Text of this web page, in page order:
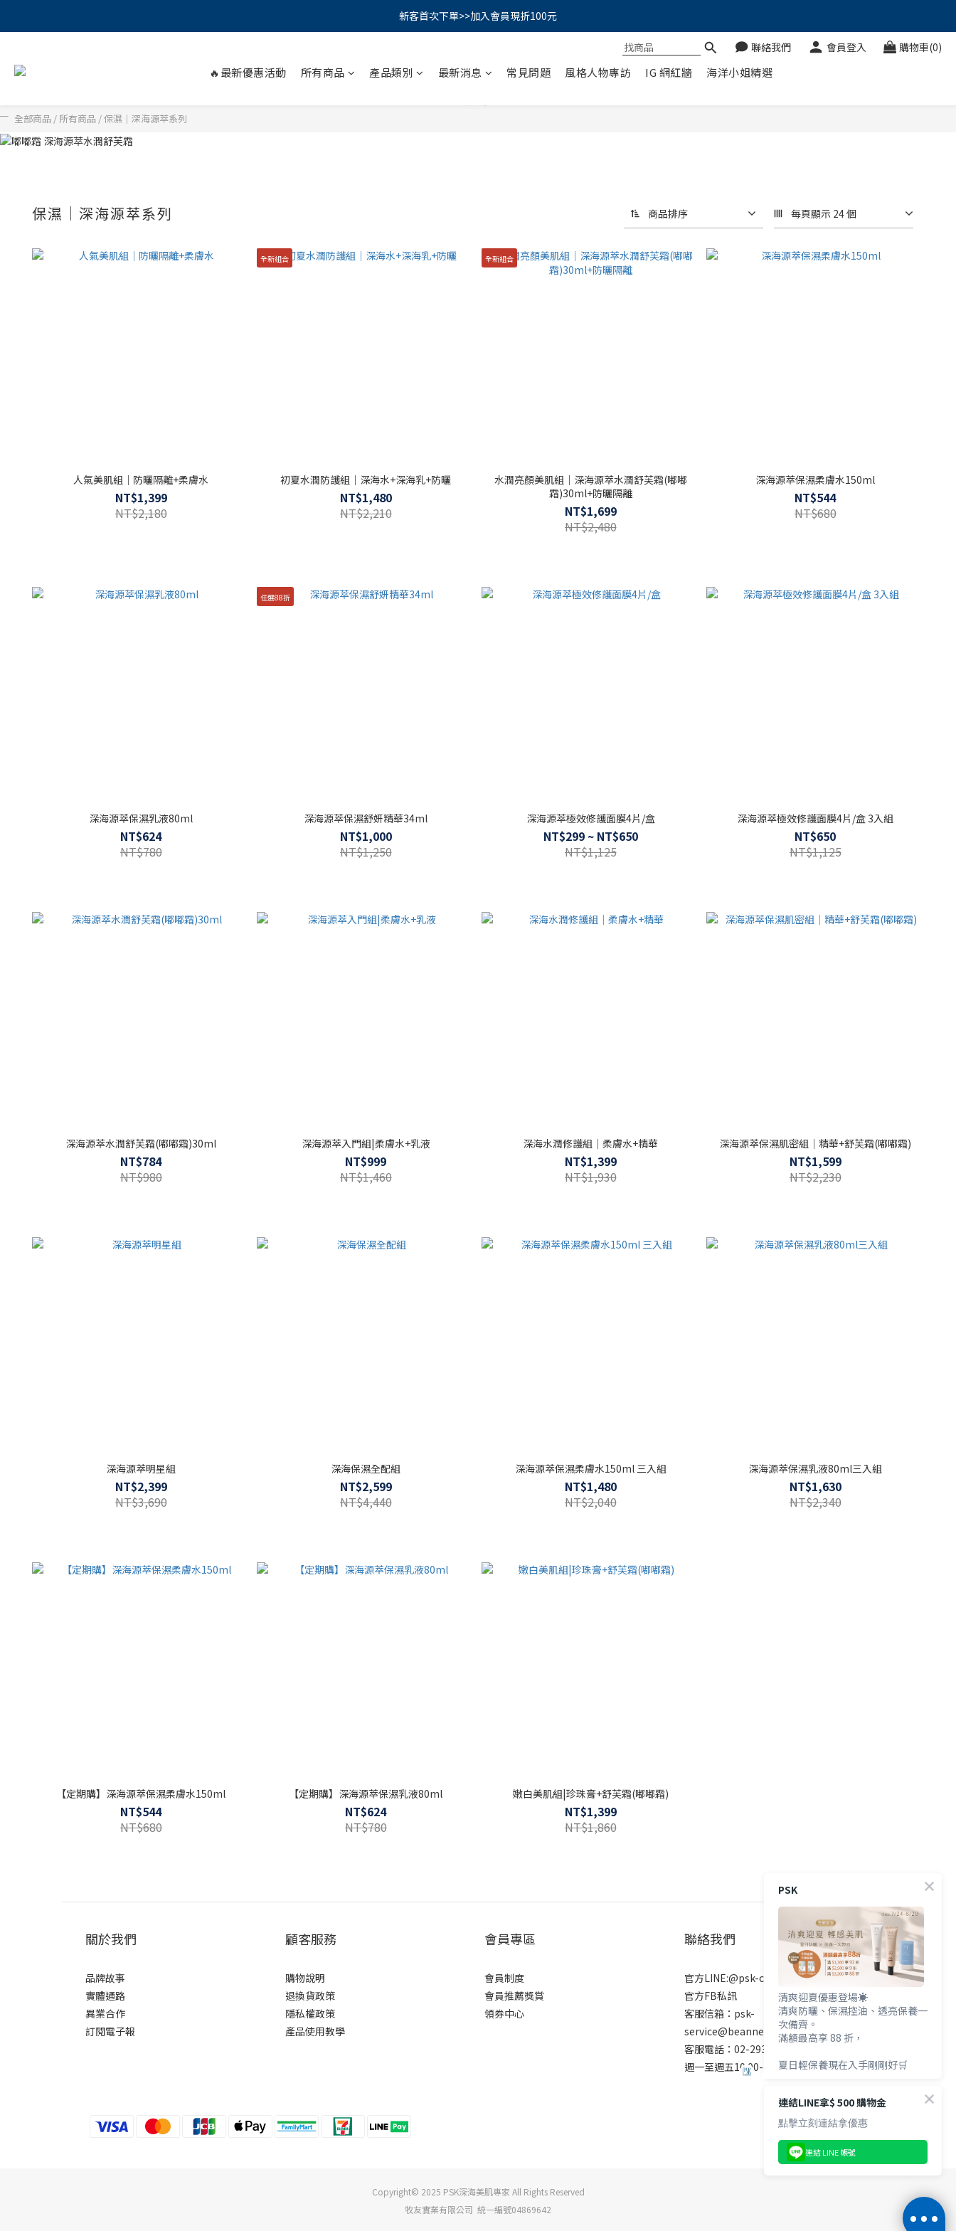
PSK 光防禦柔霧防曬棒｜小霧棒閃亮登場✨ 新品上市優惠中！
新客首次下單>>加入會員現折100元
PSK 光防禦柔霧防曬棒｜小霧棒閃亮登場✨ 新品上市優惠中！
聯絡我們 會員登入 購物車(0)
🔥最新優惠活動 所有商品 產品類別 最新消息 常見問題 風格人物專訪 IG 網紅牆 海洋小姐精選
全部商品 / 所有商品 /保濕｜深海源萃系列
保濕｜深海源萃系列 商品排序 每頁顯示 24 個
人氣美肌組｜防曬隔離+柔膚水
NT$1,399
NT$2,180
全新組合
初夏水潤防護組｜深海水+深海乳+防曬
NT$1,480
NT$2,210
全新組合
水潤亮顏美肌組｜深海源萃水潤舒芙霜(嘟嘟
霜)30ml+防曬隔離
NT$1,699
NT$2,480
深海源萃保濕柔膚水150ml
NT$544
NT$680
深海源萃保濕乳液80ml
NT$624
NT$780
任選88折
深海源萃保濕舒妍精華34ml
NT$1,000
NT$1,250
深海源萃極效修護面膜4片/盒
NT$299 ~ NT$650
NT$1,125
深海源萃極效修護面膜4片/盒 3入組
NT$650
NT$1,125
深海源萃水潤舒芙霜(嘟嘟霜)30ml
NT$784
NT$980
深海源萃入門組|柔膚水+乳液
NT$999
NT$1,460
深海水潤修護組｜柔膚水+精華
NT$1,399
NT$1,930
深海源萃保濕肌密組｜精華+舒芙霜(嘟嘟霜)
NT$1,599
NT$2,230
深海源萃明星組
NT$2,399
NT$3,690
深海保濕全配組
NT$2,599
NT$4,440
深海源萃保濕柔膚水150ml 三入組
NT$1,480
NT$2,040
深海源萃保濕乳液80ml三入組
NT$1,630
NT$2,340
【定期購】深海源萃保濕柔膚水150ml
NT$544
NT$680
【定期購】深海源萃保濕乳液80ml
NT$624
NT$780
嫩白美肌組|珍珠膏+舒芙霜(嘟嘟霜)
NT$1,399
NT$1,860
關於我們
品牌故事
實體通路
異業合作
訂閱電子報
顧客服務
購物說明
退換貨政策
隱私權政策
產品使用教學
會員專區
會員制度
會員推薦獎賞
領券中心
聯絡我們
官方LINE:@psk-cosmetic
官方FB私訊
客服信箱：psk-
service@beanne.com.tw
客服電話：02-2931-7272
週一至週五10:00-18:00 例假日除外
Copyright© 2025 PSK深海美肌專家 All Rights Reserved
牧友實業有限公司 統一編號04869642
PSK
清爽迎夏優惠登場☀️
清爽防曬、保濕控油、透亮保養一
次備齊。
滿額最高享 88 折，
夏日輕保養現在入手剛剛好🛒
連結LINE拿$ 500 購物金
點擊立刻連結拿優惠
連結 LINE 帳號